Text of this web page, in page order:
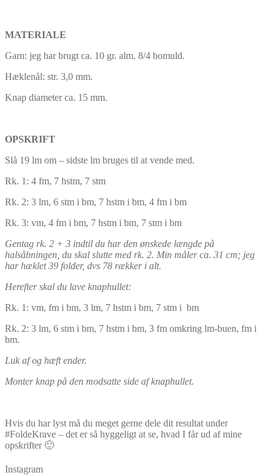
MATERIALE
Garn: jeg har brugt ca. 10 gr. alm. 8/4 bomuld.
Hæklenål: str. 3,0 mm.
Knap diameter ca. 15 mm.
OPSKRIFT
Slå 19 lm om – sidste lm bruges til at vende med.
Rk. 1: 4 fm, 7 hstm, 7 stm
Rk. 2: 3 lm, 6 stm i bm, 7 hstm i bm, 4 fm i bm
Rk. 3: vm, 4 fm i bm, 7 hstm i bm, 7 stm i bm
Gentag rk. 2 + 3 indtil du har den ønskede længde på
halsåbningen, du skal slutte med rk. 2. Min måler ca. 31 cm; jeg
har hæklet 39 folder, dvs 78 rækker i alt.
Herefter skal du lave knaphullet:
Rk. 1: vm, fm i bm, 3 lm, 7 hstm i bm, 7 stm i bm
Rk. 2: 3 lm, 6 stm i bm, 7 hstm i bm, 3 fm omkring lm-buen, fm i
bm.
Luk af og hæft ender.
Monter knap på den modsatte side af knaphullet.
Hvis du har lyst må du meget gerne dele dit resultat under
#FoldeKrave – det er så hyggeligt at se, hvad I får ud af mine
opskrifter 🙂
Instagram